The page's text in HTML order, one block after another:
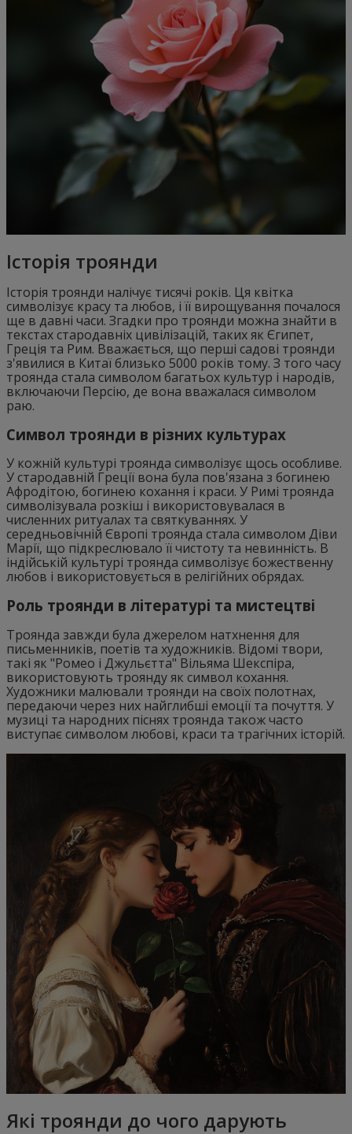
Історія троянди
Історія троянди налічує тисячі років. Ця квітка
символізує красу та любов, і її вирощування почалося
ще в давні часи. Згадки про троянди можна знайти в
текстах стародавніх цивілізацій, таких як Єгипет,
Греція та Рим. Вважається, що перші садові троянди
з'явилися в Китаї близько 5000 років тому. З того часу
троянда стала символом багатьох культур і народів,
включаючи Персію, де вона вважалася символом
раю.
Символ троянди в різних культурах
У кожній культурі троянда символізує щось особливе.
У стародавній Греції вона була пов'язана з богинею
Афродітою, богинею кохання і краси. У Римі троянда
символізувала розкіш і використовувалася в
численних ритуалах та святкуваннях. У
середньовічній Європі троянда стала символом Діви
Марії, що підкреслювало її чистоту та невинність. В
індійській культурі троянда символізує божественну
любов і використовується в релігійних обрядах.
Роль троянди в літературі та мистецтві
Троянда завжди була джерелом натхнення для
письменників, поетів та художників. Відомі твори,
такі як "Ромео і Джульєтта" Вільяма Шекспіра,
використовують троянду як символ кохання.
Художники малювали троянди на своїх полотнах,
передаючи через них найглибші емоції та почуття. У
музиці та народних піснях троянда також часто
виступає символом любові, краси та трагічних історій.
Які троянди до чого дарують